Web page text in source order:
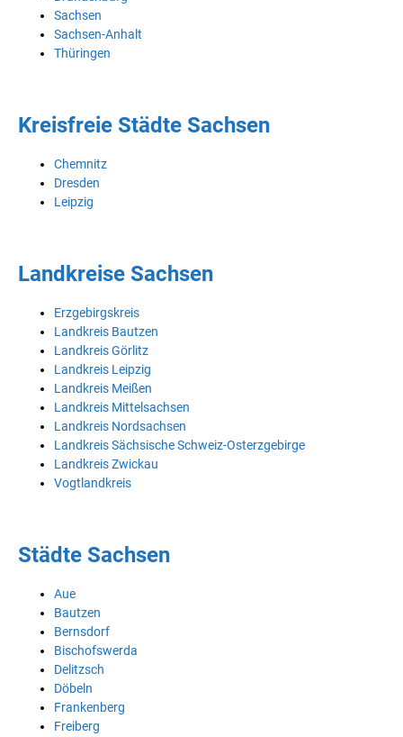
Sachsen
Sachsen-Anhalt
Thüringen
Kreisfreie Städte Sachsen
Chemnitz
Dresden
Leipzig
Landkreise Sachsen
Erzgebirgskreis
Landkreis Bautzen
Landkreis Görlitz
Landkreis Leipzig
Landkreis Meißen
Landkreis Mittelsachsen
Landkreis Nordsachsen
Landkreis Sächsische Schweiz-Osterzgebirge
Landkreis Zwickau
Vogtlandkreis
Städte Sachsen
Aue
Bautzen
Bernsdorf
Bischofswerda
Delitzsch
Döbeln
Frankenberg
Freiberg